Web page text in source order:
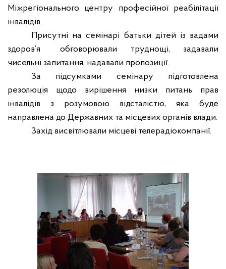
Міжрегіонального центру професійної реабілітації
інвалідів.
Присутні на семінарі батьки дітей із вадами
здоров’я обговорювали труднощі,
задавали
чисельні запитання, надавали пропозиції.
За підсумками семінару підготовлена
резолюція щодо вирішення низки питань прав
інвалідів з розумовою відсталістю, яка буде
направлена до Державних та місцевих органів влади.
Захід висвітлювали місцеві телерадіокомпанії.